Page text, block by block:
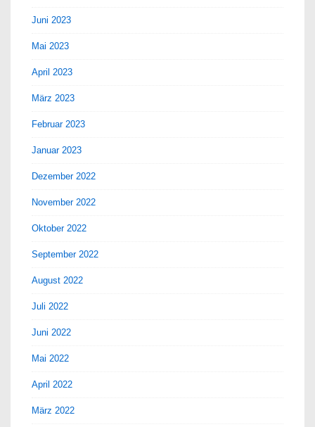
Juni 2023
Mai 2023
April 2023
März 2023
Februar 2023
Januar 2023
Dezember 2022
November 2022
Oktober 2022
September 2022
August 2022
Juli 2022
Juni 2022
Mai 2022
April 2022
März 2022